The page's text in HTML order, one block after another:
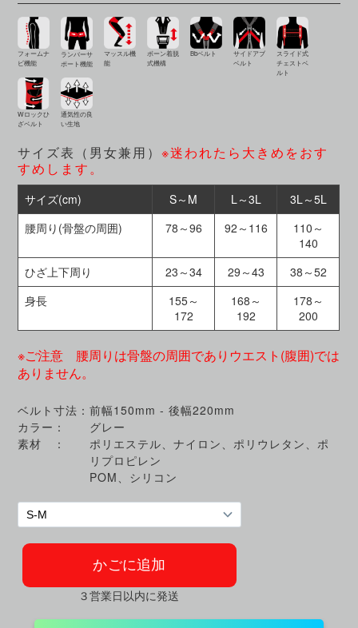
フォームナ
ビ機能
ランバーサ
ポート機能
マッスル機
能
ボーン着脱
式機構
Bbベルト
サイドアブ
ベルト
スライド式
チェストベ
ルト
Wロックひ
ざベルト
通気性の良
い生地
サイズ表（男女兼用）※迷われたら大きめをおす
すめします。
サイズ(cm) S～M L～3L
3L～5L
腰周り(骨盤の周囲)
78～96 92～116
110～
140
ひざ上下周り
23～34 29～43
38～52
身長
155～
172
168～
192
178～
200
※ご注意 腰周りは骨盤の周囲でありウエスト(腹囲)では
ありません。
ベルト寸法：前幅150mm - 後幅220mm
カラー：
グレー
素材 ：
ポリエステル、ナイロン、ポリウレタン、ポ
リプロピレン
POM、シリコン
３営業日以内に発送